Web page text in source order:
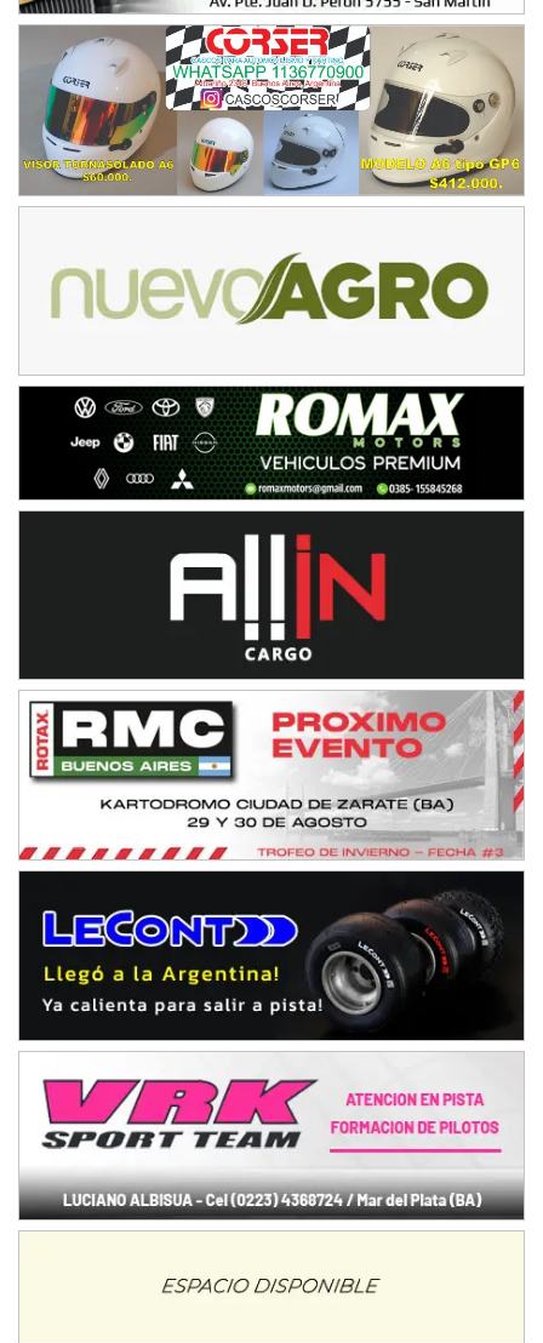
Humboldt (Santa Fe)
NORESTE SANTAFESINO - F6
Ciudad de Avellaneda (Asfalto)
Avellaneda (Santa Fe)
SUR SANTAFESINO - F4
José Samuel Sánchez (Tierra)
Rufino (Santa Fe)
Juan Navarro (Asfalto)
El Timbó (Tucumán)